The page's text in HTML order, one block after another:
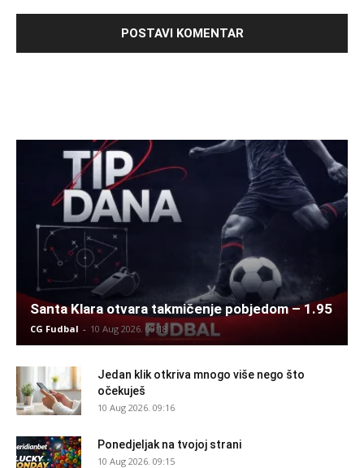
Santa Klara otvara takmičenje pobjedom – 1.95
CG Fudbal - 10 Aug 2026. 09:18
Jedan klik otkriva mnogo više nego što
očekuješ
10 Aug 2026. 09:16
Ponedjeljak na tvojoj strani
10 Aug 2026. 09:15